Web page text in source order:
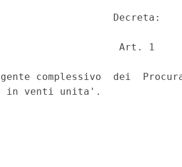
Decreta:
Art. 1
complessivo  dei